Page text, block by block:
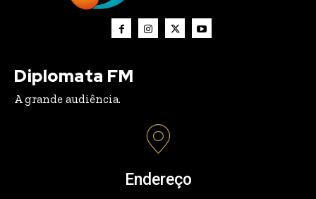
Diplomata FM
A grande audiência.
Endereço